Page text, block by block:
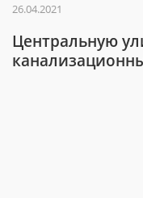
26.04.2021
Центральную